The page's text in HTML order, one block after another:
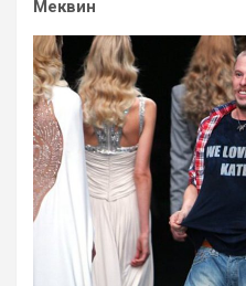
Меквин